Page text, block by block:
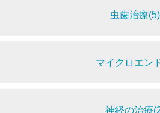
虫歯治療(5)
マイクロエン
神経の治療